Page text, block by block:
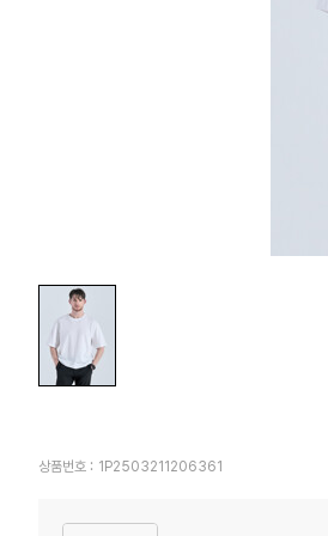
상품번호 : 1P2503211206361